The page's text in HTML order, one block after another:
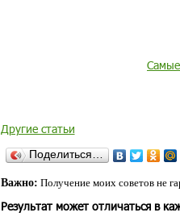
Другие статьи
Поделиться…
Важно: Получение моих советов не
Результат может отличаться в